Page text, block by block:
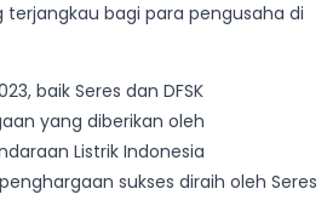
bagi para pengusaha di
baik Seres dan DFSK
yang diberikan oleh
Listrik Indonesia
penghargaan sukses diraih oleh Seres